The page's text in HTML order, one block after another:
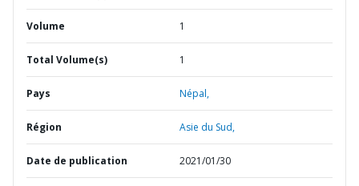
Volume 1
Total Volume(s) 1
Pays Népal,
Région Asie du Sud,
Date de publication 2021/01/30